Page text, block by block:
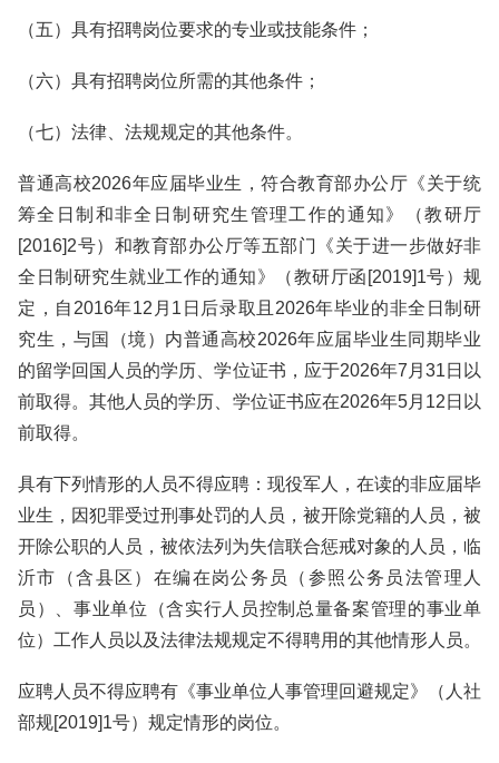
（五）具有招聘岗位要求的专业或技能条件；
（六）具有招聘岗位所需的其他条件；
（七）法律、法规规定的其他条件。
普通高校2026年应届毕业生，符合教育部办公厅《关于统
筹全日制和非全日制研究生管理工作的通知》（教研厅
[2016]2号）和教育部办公厅等五部门《关于进一步做好非
全日制研究生就业工作的通知》（教研厅函[2019]1号）规
定，自2016年12月1日后录取且2026年毕业的非全日制研
究生，与国（境）内普通高校2026年应届毕业生同期毕业
的留学回国人员的学历、学位证书，应于2026年7月31日以
前取得。其他人员的学历、学位证书应在2026年5月12日以
前取得。
具有下列情形的人员不得应聘：现役军人，在读的非应届毕
业生，因犯罪受过刑事处罚的人员，被开除党籍的人员，被
开除公职的人员，被依法列为失信联合惩戒对象的人员，临
沂市（含县区）在编在岗公务员（参照公务员法管理人
员）、事业单位（含实行人员控制总量备案管理的事业单
位）工作人员以及法律法规规定不得聘用的其他情形人员。
应聘人员不得应聘有《事业单位人事管理回避规定》（人社
部规[2019]1号）规定情形的岗位。